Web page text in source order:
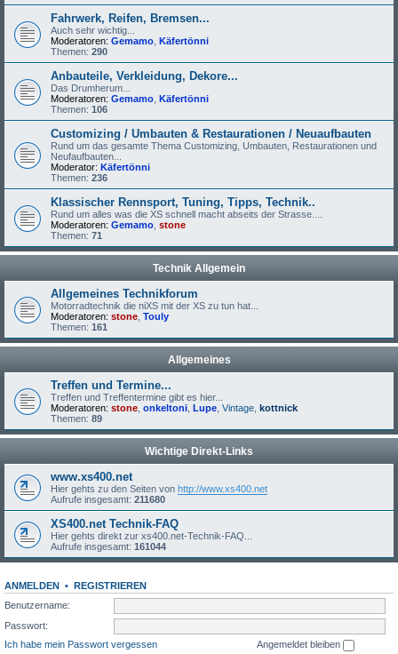
Fahrwerk, Reifen, Bremsen...
Auch sehr wichtig...
Moderatoren: Gemamo Käfertönni
Themen: 290
Anbauteile, Verkleidung, Dekore...
Das Drumherum...
Moderatoren: Gemamo Käfertönni
Themen: 106
Customizing / Umbauten & Restaurationen / Neuaufbauten
Rund um das gesamte Thema Customizing, Umbauten, Restaurationen und
Neufaufbauten...
Moderator: Käfertönni
Themen: 236
Klassischer Rennsport, Tuning, Tipps, Technik..
Rund um alles was die XS schnell macht abseits der Strasse....
Moderatoren: Gemamo stone
Themen: 71
Technik Allgemein
Allgemeines Technikforum
Motorradtechnik die niXS mit der XS zu tun hat...
Moderatoren: stone Touly
Themen: 161
Allgemeines
Treffen und Termine...
Treffen und Treffentermine gibt es hier...
Moderatoren: stone onkeltoni Lupe Vintage kottnick
Themen: 89
Wichtige Direkt-Links
www.xs400.net
Hier gehts zu den Seiten von http://www.xs400.net
Aufrufe insgesamt: 211680
XS400.net Technik-FAQ
Hier gehts direkt zur xs400.net-Technik-FAQ...
Aufrufe insgesamt: 161044
ANMELDEN • REGISTRIEREN
Benutzername:
Passwort:
Ich habe mein Passwort vergessen
Angemeldet bleiben